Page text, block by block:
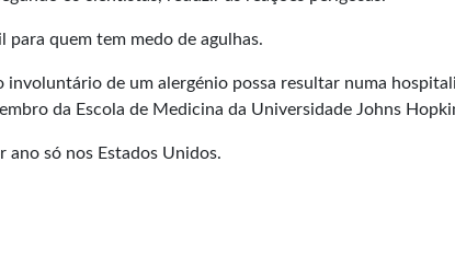
quem tem medo de agulhas.
de um alergénio possa resultar numa
da Escola de Medicina da Universidade Johns
ano só nos Estados Unidos.